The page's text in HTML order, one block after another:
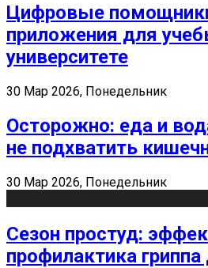
Цифровые
приложения для
университете
30 Мар 2026, Понедельник
Осторожно: еда и
не подхватить
30 Мар 2026, Понедельник
Сезон простуд:
профилактика